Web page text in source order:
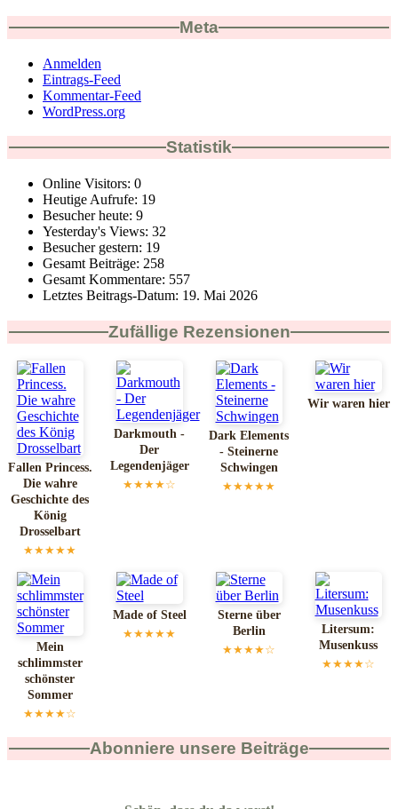
Meta
Anmelden
Eintrags-Feed
Kommentar-Feed
WordPress.org
Statistik
Online Visitors: 0
Heutige Aufrufe: 19
Besucher heute: 9
Yesterday's Views: 32
Besucher gestern: 19
Gesamt Beiträge: 258
Gesamt Kommentare: 557
Letztes Beitrags-Datum: 19. Mai 2026
Zufällige Rezensionen
Fallen Princess.
Die wahre
Geschichte des
König
Drosselbart
★★★★★
Darkmouth -
Der
Legendenjäger
★★★★☆
Dark Elements
- Steinerne
Schwingen
★★★★★
Wir waren hier
Mein
schlimmster
schönster
Sommer
★★★★☆
Made of Steel
★★★★★
Sterne über
Berlin
★★★★☆
Litersum:
Musenkuss
★★★★☆
Abonniere unsere Beiträge